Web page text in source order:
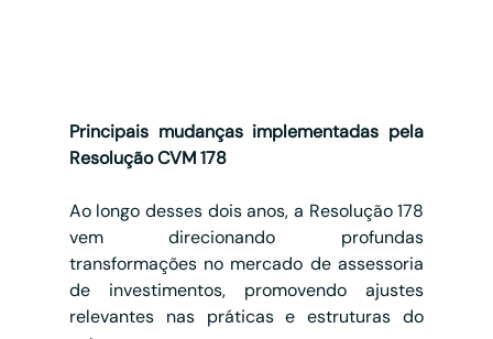
Principais mudanças implementadas pela
Resolução CVM 178
Ao longo desses dois anos, a Resolução 178
vem direcionando profundas
transformações no mercado de assessoria
de investimentos, promovendo ajustes
relevantes nas práticas e estruturas do